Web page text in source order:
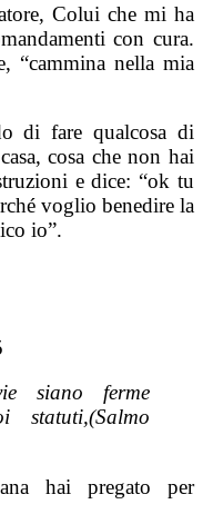
Colui che mi ha
con cura.
“cammina nella mia
di fare qualcosa di
cosa che non hai
e dice: “ok tu
voglio benedire la
io”.
siano ferme
statuti,(Salmo
hai pregato per